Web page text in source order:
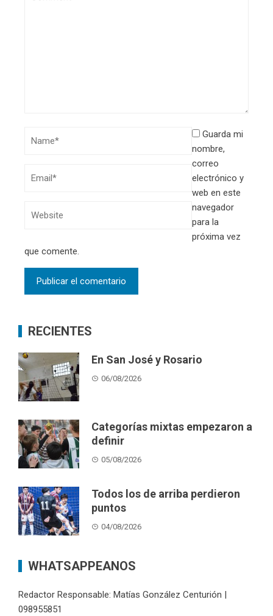
Guarda mi
nombre,
correo
electrónico y
web en este
navegador
para la
próxima vez
que comente.
RECIENTES
En San José y Rosario
06/08/2026
Categorías mixtas empezaron a
definir
05/08/2026
Todos los de arriba perdieron
puntos
04/08/2026
WHATSAPPEANOS
Redactor Responsable: Matías González Centurión |
098955851